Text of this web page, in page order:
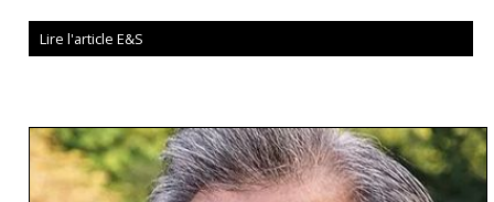
Lire l'article E&S